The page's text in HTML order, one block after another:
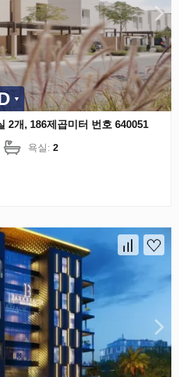
2개, 186제곱미터 번호 640051
욕실:2